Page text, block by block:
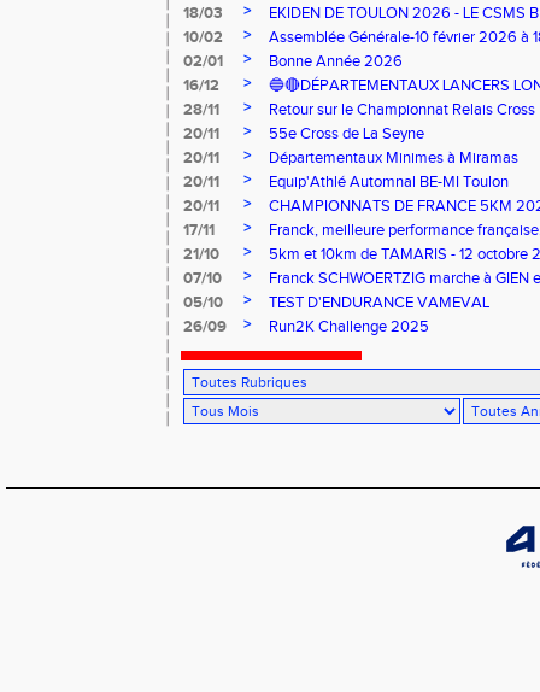
18/03
>
EKIDEN DE TOULON 2026 - LE CSMS
10/02
>
Assemblée Générale-10 février 2026 à
02/01
>
Bonne Année 2026
16/12
>
🔵🔴DÉPARTEMENTAUX LANCERS
28/11
>
Retour sur le Championnat Relais Cross
20/11
>
55e Cross de La Seyne
20/11
>
Départementaux Minimes à Miramas
20/11
>
Equip'Athlé Automnal BE-MI Toulon
20/11
>
CHAMPIONNATS DE FRANCE 5KM
17/11
>
Franck, meilleure performance
21/10
>
5km et 10km de TAMARIS - 12 octobre
07/10
>
Franck SCHWOERTZIG marche à GIEN
05/10
>
TEST D'ENDURANCE VAMEVAL
26/09
> Run2K Challenge 2025